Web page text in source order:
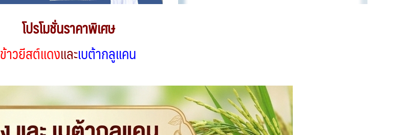
โปรโมชั่นราคาพิเศษ
ข้าวยีสต์แดงและเบต้ากลูแคน